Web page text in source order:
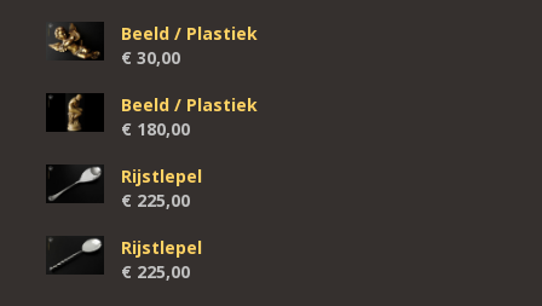
Beeld / Plastiek
€ 30,00
Beeld / Plastiek
€ 180,00
Rijstlepel
€ 225,00
Rijstlepel
€ 225,00